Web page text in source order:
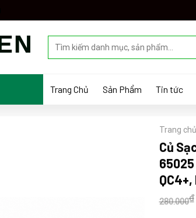
kiếm:
Trang Chủ Sản Phẩm Tin tức
Trang chủ
Củ
65025
QC4+,
280.000₫